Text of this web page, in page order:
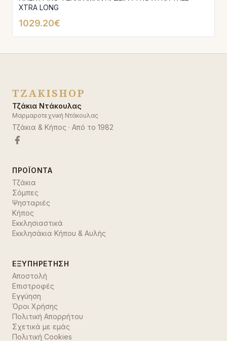
XTRA LONG
1029.20€
TZAKISHOP
Τζάκια Ντάκουλας
Μαρμαροτεχνική Ντάκουλας
Τζάκια & Κήπος · Από το 1982
ΠΡΟΪΌΝΤΑ
Τζάκια
Σόμπες
Ψησταριές
Κήπος
Εκκλησιαστικά
Εκκλησάκια Κήπου & Αυλής
ΕΞΥΠΗΡΈΤΗΣΗ
Αποστολή
Επιστροφές
Εγγύηση
Όροι Χρήσης
Πολιτική Απορρήτου
Σχετικά με εμάς
Πολιτική Cookies